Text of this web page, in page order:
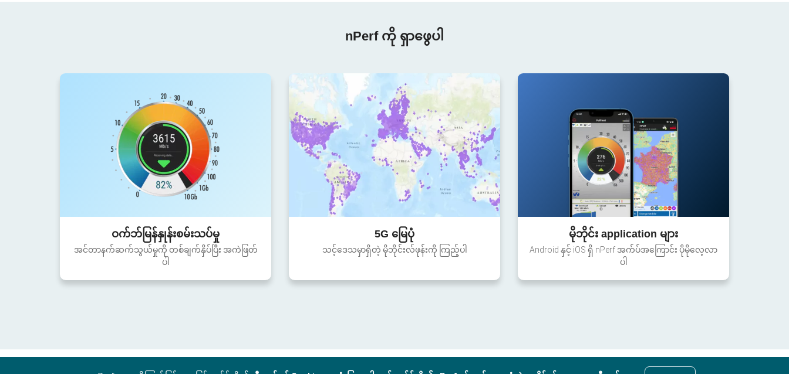
nPerf ကို ရှာဖွေပါ
ဝက်ဘ်မြန်နှုန်းစမ်းသပ်မှု
အင်တာနက်ဆက်သွယ်မှုကို တစ်ချက်နှိပ်ပြီး အကဲဖြတ်
ပါ
5G မြေပုံ
သင့်ဒေသမှာရှိတဲ့ မိုဘိုင်းလ်ဖုန်းကို ကြည့်ပါ
မိုဘိုင်း application များ
Android နှင့် iOS ရှိ nPerf အက်ပ်အကြောင်း ပိုမိုလေ့လာ
ပါ